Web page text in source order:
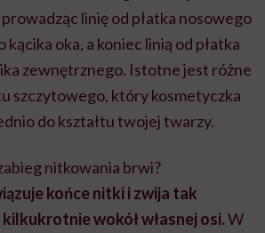
linię od płatka nosowego
oka, a koniec linią od płatka
zewnętrznego. Istotne jest różne
szczytowego, który kosmetyczka
do kształtu twojej twarzy.
nitkowania brwi?
końce nitki i zwija tak
wokół własnej osi.W